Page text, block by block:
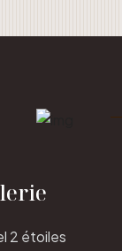
2 étoiles